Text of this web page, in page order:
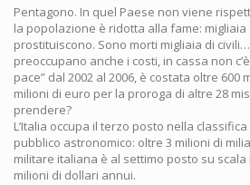
Pentagono. In quel Paese non viene
la popolazione è ridotta alla fame:
prostituiscono. Sono morti migliaia di
preoccupano anche i costi, in cassa non
pace” dal 2002 al 2006, è costata oltre 600
milioni di euro per la proroga di altre 28
prendere?
L’Italia occupa il terzo posto nella
pubblico astronomico: oltre 3 milioni di
militare italiana è al settimo posto su scala
milioni di dollari annui.